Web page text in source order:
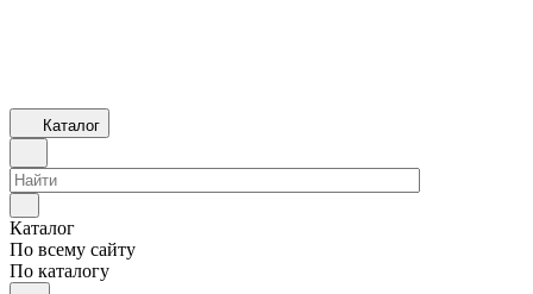
Каталог
Каталог
По всему сайту
По каталогу